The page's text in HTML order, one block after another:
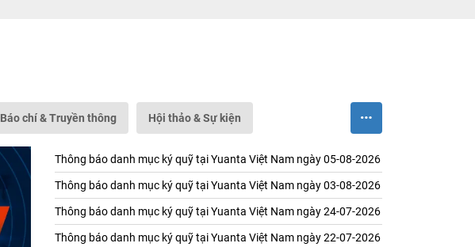
Báo chí & Truyền thông Hội thảo & Sự kiện
Thông báo danh mục ký quỹ tại Yuanta Việt Nam ngày 05-08-2026
Thông báo danh mục ký quỹ tại Yuanta Việt Nam ngày 03-08-2026
Thông báo danh mục ký quỹ tại Yuanta Việt Nam ngày 24-07-2026
Thông báo danh mục ký quỹ tại Yuanta Việt Nam ngày 22-07-2026